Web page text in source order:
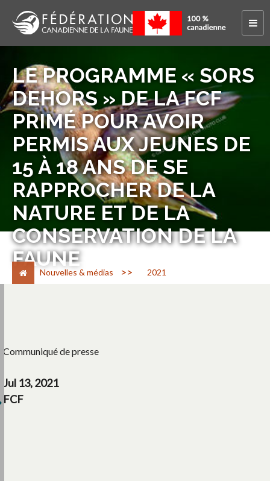
LE PROGRAMME « SORS
DEHORS » DE LA FCF
PRIMÉ POUR AVOIR
PERMIS AUX JEUNES DE
15 À 18 ANS DE SE
RAPPROCHER DE LA
NATURE ET DE LA
CONSERVATION DE LA
FAUNE
Nouvelles & médias > 2021
Communiqué de presse
Jul 13, 2021
FCF